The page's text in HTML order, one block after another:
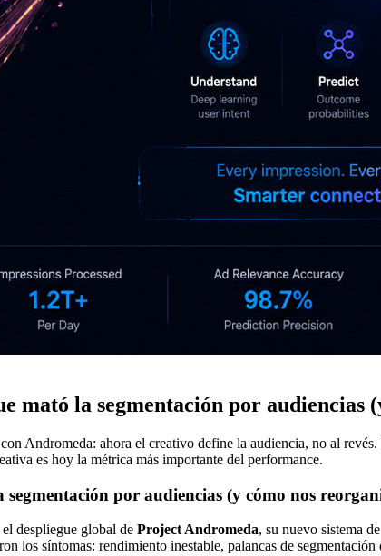
mató la segmentación por audiencias
Andromeda: ahora el creativo define la audiencia, no al
es hoy la métrica más importante del performance.
por audiencias (y cómo nos
despliegue global de Project Andromeda, su nuevo sistema
los síntomas: rendimiento inestable, palancas de